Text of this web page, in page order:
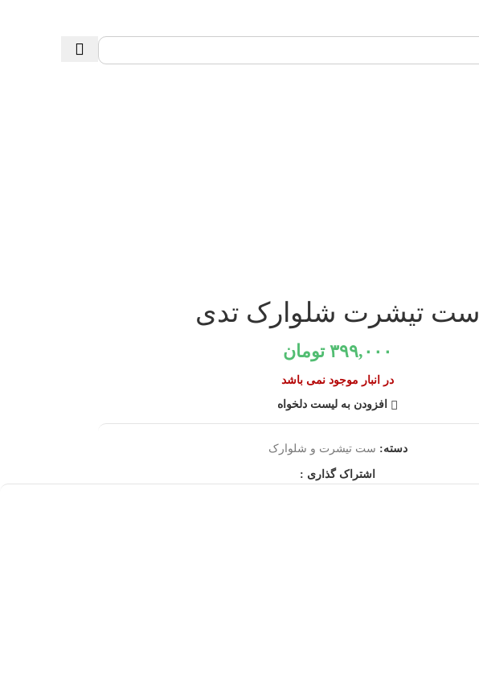
ست تیشرت شلوارک تدی
۳۹۹,۰۰۰ تومان
در انبار موجود نمی باشد
افزودن به لیست دلخواه
دسته: ست تیشرت و شلوارک
اشتراک گذاری :